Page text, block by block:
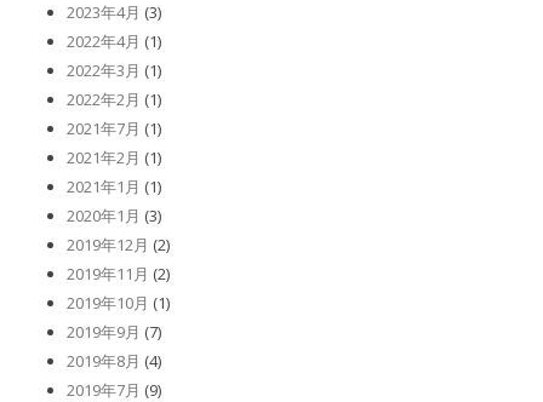
2023年4月 (3)
2022年4月 (1)
2022年3月 (1)
2022年2月 (1)
2021年7月 (1)
2021年2月 (1)
2021年1月 (1)
2020年1月 (3)
2019年12月 (2)
2019年11月 (2)
2019年10月 (1)
2019年9月 (7)
2019年8月 (4)
2019年7月 (9)